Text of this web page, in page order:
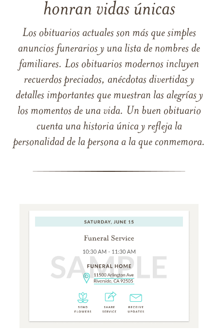
honran vidas únicas
Los obituarios actuales son más que simples
anuncios funerarios y una lista de nombres de
familiares. Los obituarios modernos incluyen
recuerdos preciados, anécdotas divertidas y
detalles importantes que muestran las alegrías y
los momentos de una vida. Un buen obituario
cuenta una historia única y refleja la
personalidad de la persona a la que conmemora.